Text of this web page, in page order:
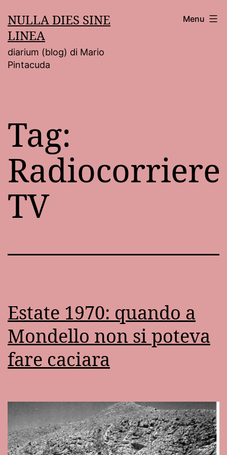
al
contenuto
NULLA DIES SINE
LINEA
diarium (blog) di Mario
Pintacuda
Menu
Tag:
Radiocorriere
TV
Estate 1970: quando a
Mondello non si poteva
fare caciara